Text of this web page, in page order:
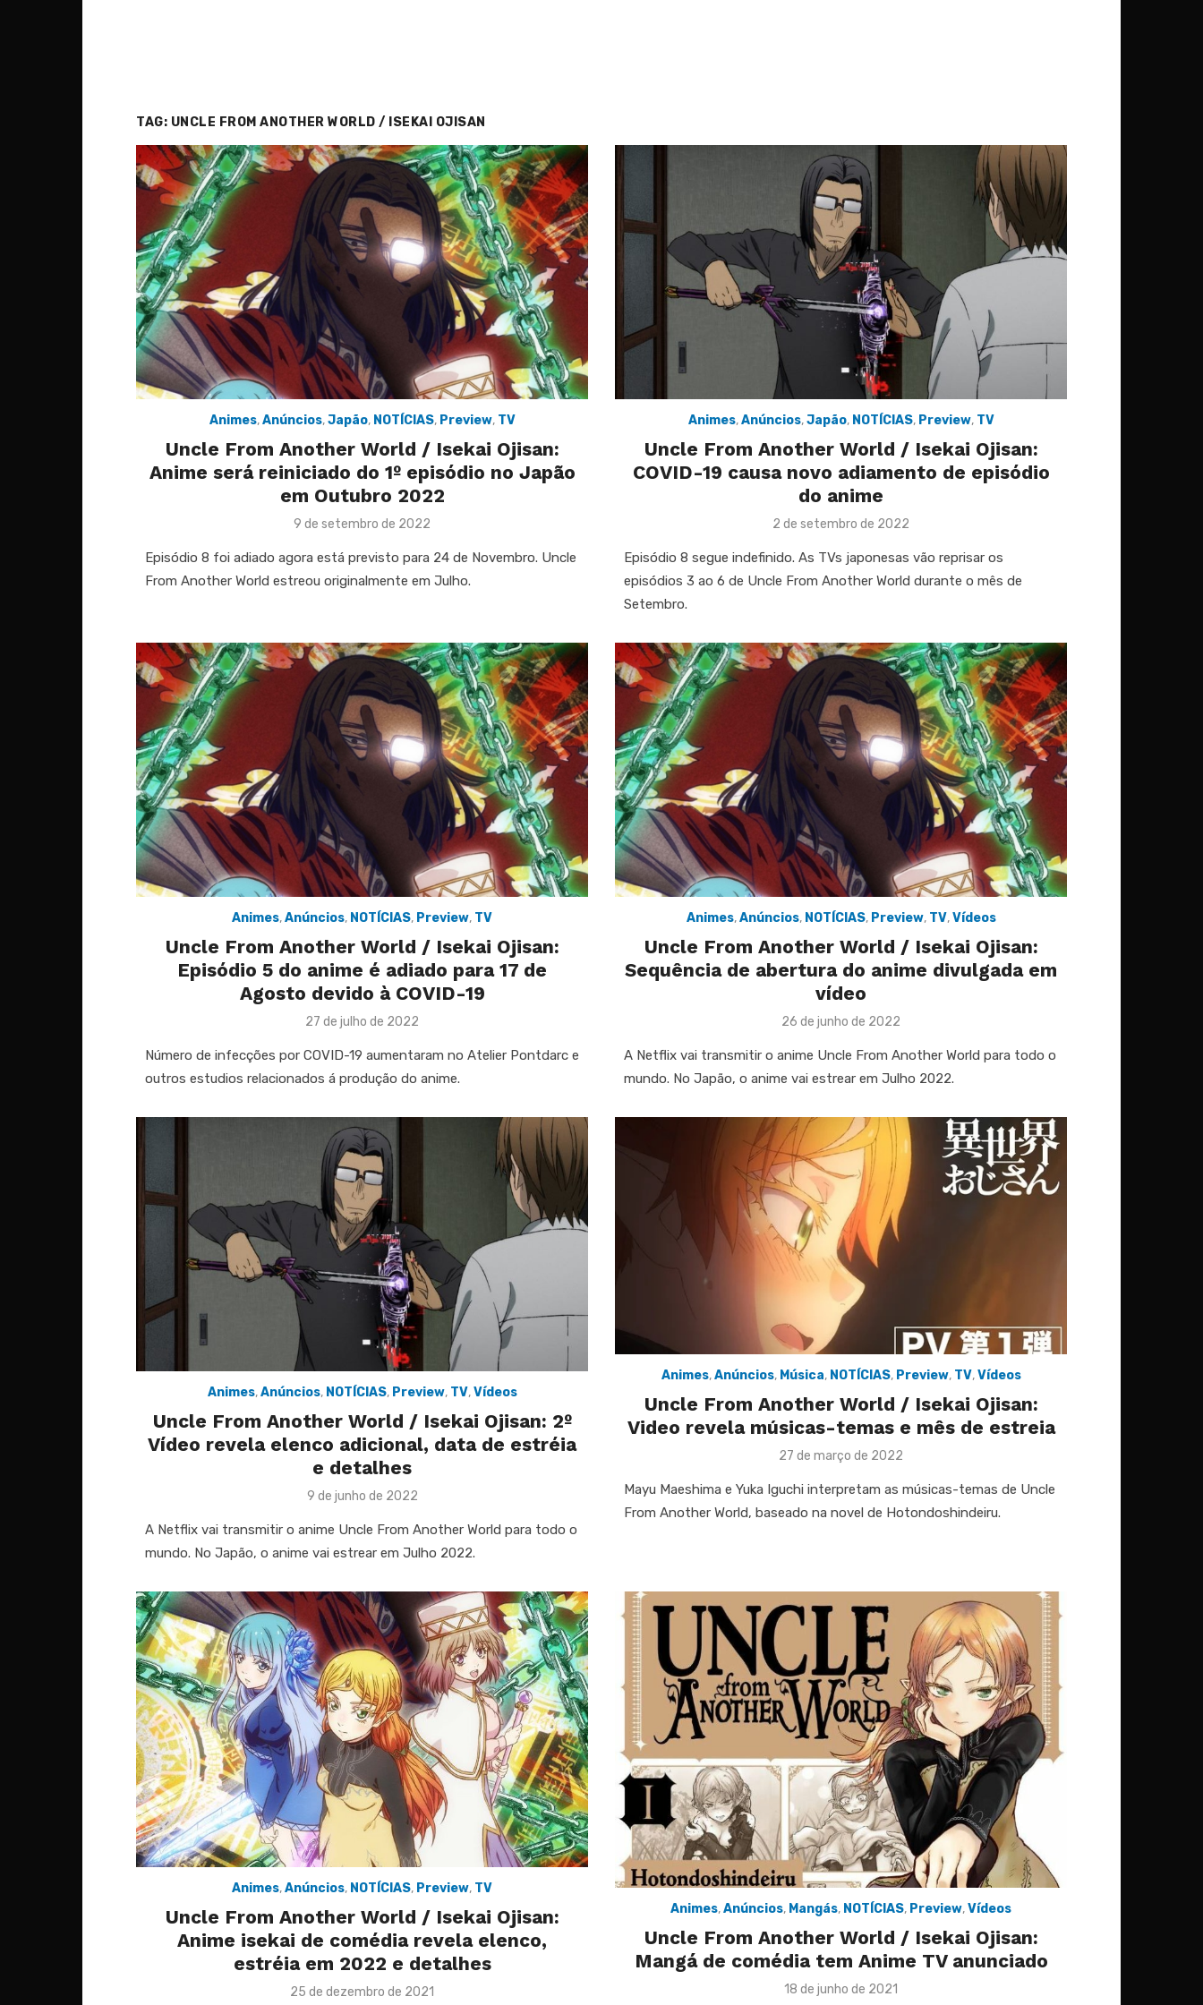
TAG: UNCLE FROM ANOTHER WORLD / ISEKAI OJISAN
Animes,Anúncios,Japão, NOTÍCIAS, Preview, TV
Uncle From Another World / Isekai Ojisan:
Anime será reiniciado do 1º episódio no Japão
em Outubro 2022
Posted
9 de setembro de 2022
Episódio 8 foi adiado agora está previsto para 24 de Novembro. Uncle
From Another World estreou originalmente em Julho.
Animes,Anúncios,Japão, NOTÍCIAS, Preview, TV
Uncle From Another World / Isekai Ojisan:
COVID-19 causa novo adiamento de episódio
do anime
Posted
2 de setembro de 2022
Episódio 8 segue indefinido. As TVs japonesas vão reprisar os
episódios 3 ao 6 de Uncle From Another World durante o mês de
Setembro.
Animes,Anúncios, NOTÍCIAS, Preview, TV
Uncle From Another World / Isekai Ojisan:
Episódio 5 do anime é adiado para 17 de
Agosto devido à COVID-19
Posted
27 de julho de 2022
Número de infecções por COVID-19 aumentaram no Atelier Pontdarc e
outros estudios relacionados á produção do anime.
Animes,Anúncios, NOTÍCIAS, Preview, TV,Vídeos
Uncle From Another World / Isekai Ojisan:
Sequência de abertura do anime divulgada em
vídeo
Posted
26 de junho de 2022
A Netflix vai transmitir o anime Uncle From Another World para todo o
mundo. No Japão, o anime vai estrear em Julho 2022.
Animes,Anúncios, NOTÍCIAS, Preview, TV,Vídeos
Uncle From Another World / Isekai Ojisan: 2º
Vídeo revela elenco adicional, data de estréia
e detalhes
Posted
9 de junho de 2022
A Netflix vai transmitir o anime Uncle From Another World para todo o
mundo. No Japão, o anime vai estrear em Julho 2022.
Animes,Anúncios, Música, NOTÍCIAS, Preview, TV,Vídeos
Uncle From Another World / Isekai Ojisan:
Video revela músicas-temas e mês de estreia
Posted
27 de março de 2022
Mayu Maeshima e Yuka Iguchi interpretam as músicas-temas de Uncle
From Another World, baseado na novel de Hotondoshindeiru.
Animes,Anúncios, NOTÍCIAS, Preview, TV
Uncle From Another World / Isekai Ojisan:
Anime isekai de comédia revela elenco,
estréia em 2022 e detalhes
Posted
25 de dezembro de 2021
Animes,Anúncios, Mangás, NOTÍCIAS, Preview,Vídeos
Uncle From Another World / Isekai Ojisan:
Mangá de comédia tem Anime TV anunciado
Posted
18 de junho de 2021